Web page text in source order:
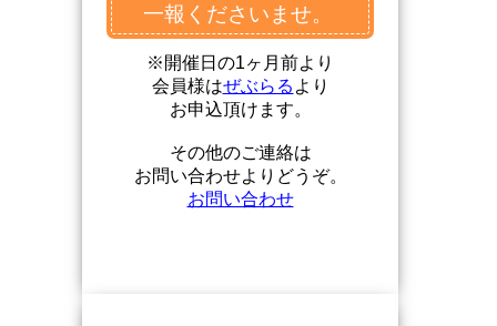
一報くださいませ。
※開催日の1ヶ月前より
会員様はぜぶらる より
お申込頂けます。
その他のご連絡は
お問い合わせよりどうぞ。
お問い合わせ